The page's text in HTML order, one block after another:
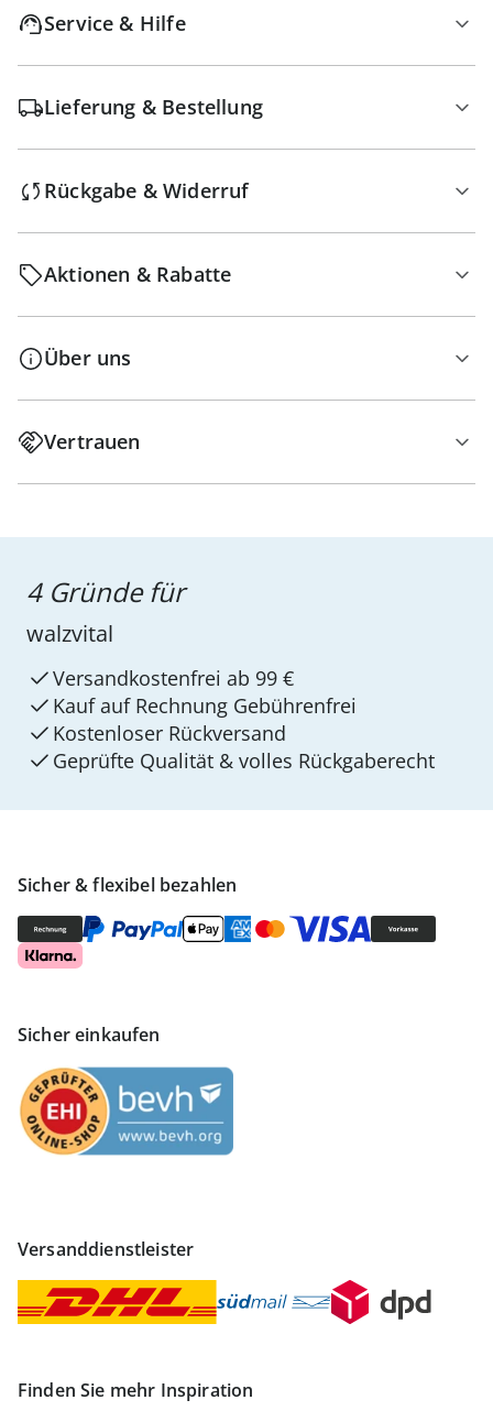
Service & Hilfe
Lieferung & Bestellung
Rückgabe & Widerruf
Aktionen & Rabatte
Über uns
Vertrauen
Sicher & flexibel bezahlen
Sicher einkaufen
Versanddienstleister
Finden Sie mehr Inspiration
4 Gründe für
walzvital
Versandkostenfrei ab 99 €
Kauf auf Rechnung Gebührenfrei
Kostenloser Rückversand
Geprüfte Qualität & volles Rückgaberecht